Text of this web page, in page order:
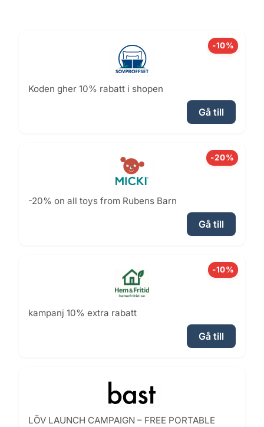
-10%
Koden gher 10% rabatt i shopen
Gå till
-20%
-20% on all toys from Rubens Barn
Gå till
-10%
kampanj 10% extra rabatt
Gå till
LÖV LAUNCH CAMPAIGN – FREE PORTABLE